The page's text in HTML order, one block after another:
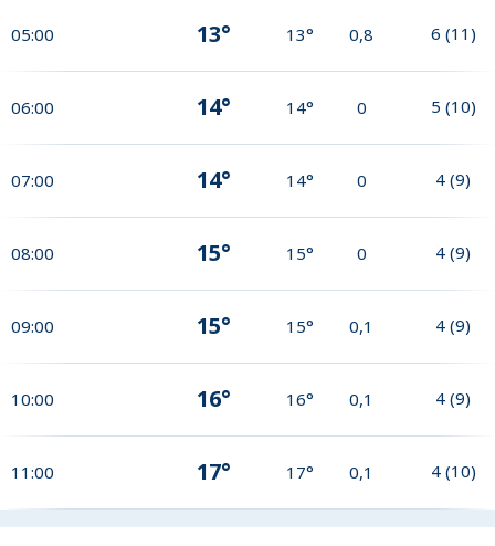
05:00 13° 13° 0,8 6 (11)
06:00 14° 14° 0 5 (10)
07:00 14° 14° 0 4 (9)
08:00 15° 15° 0 4 (9)
09:00 15° 15° 0,1 4 (9)
10:00 16° 16° 0,1 4 (9)
11:00 17° 17° 0,1 4 (10)